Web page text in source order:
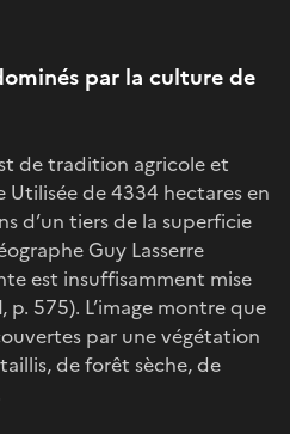
par la culture de
de tradition agricole et
Utilisée de 4334 hectares en
d’un tiers de la superficie
Guy Lasserre
est insuffisamment mise
p. 575). L’image montre que
par une végétation
de forêt sèche, de